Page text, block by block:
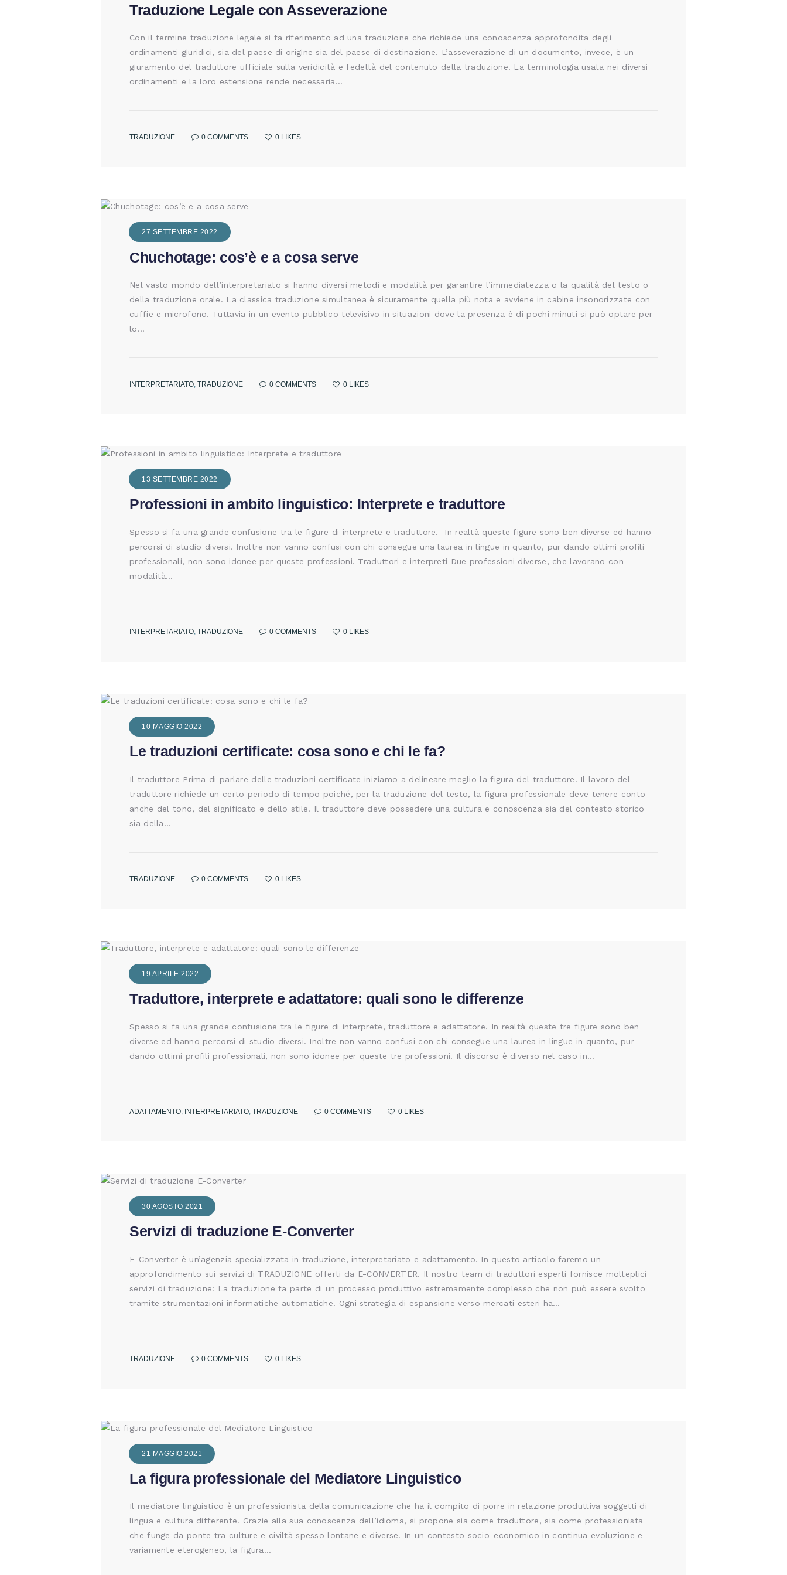
Traduzione Legale con Asseverazione
Con il termine traduzione legale si fa riferimento ad una traduzione che richiede una conoscenza approfondita degli
ordinamenti giuridici, sia del paese di origine sia del paese di destinazione. L’asseverazione di un documento, invece, è un
giuramento del traduttore ufficiale sulla veridicità e fedeltà del contenuto della traduzione. La terminologia usata nei diversi
ordinamenti e la loro estensione rende necessaria…
TRADUZIONE 0 COMMENTS 0 LIKES
27 SETTEMBRE 2022
Chuchotage: cos’è e a cosa serve
Nel vasto mondo dell’interpretariato si hanno diversi metodi e modalità per garantire l’immediatezza o la qualità del testo o
della traduzione orale. La classica traduzione simultanea è sicuramente quella più nota e avviene in cabine insonorizzate con
cuffie e microfono. Tuttavia in un evento pubblico televisivo in situazioni dove la presenza è di pochi minuti si può optare per
lo…
INTERPRETARIATO TRADUZIONE 0 COMMENTS 0 LIKES
13 SETTEMBRE 2022
Professioni in ambito linguistico: Interprete e traduttore
Spesso si fa una grande confusione tra le figure di interprete e traduttore. In realtà queste figure sono ben diverse ed hanno
percorsi di studio diversi. Inoltre non vanno confusi con chi consegue una laurea in lingue in quanto, pur dando ottimi profili
professionali, non sono idonee per queste professioni. Traduttori e interpreti Due professioni diverse, che lavorano con
modalità…
INTERPRETARIATO TRADUZIONE 0 COMMENTS 0 LIKES
10 MAGGIO 2022
Le traduzioni certificate: cosa sono e chi le fa?
Il traduttore Prima di parlare delle traduzioni certificate iniziamo a delineare meglio la figura del traduttore. Il lavoro del
traduttore richiede un certo periodo di tempo poiché, per la traduzione del testo, la figura professionale deve tenere conto
anche del tono, del significato e dello stile. Il traduttore deve possedere una cultura e conoscenza sia del contesto storico
sia della…
TRADUZIONE 0 COMMENTS 0 LIKES
19 APRILE 2022
Traduttore, interprete e adattatore: quali sono le differenze
Spesso si fa una grande confusione tra le figure di interprete, traduttore e adattatore. In realtà queste tre figure sono ben
diverse ed hanno percorsi di studio diversi. Inoltre non vanno confusi con chi consegue una laurea in lingue in quanto, pur
dando ottimi profili professionali, non sono idonee per queste tre professioni. Il discorso è diverso nel caso in…
ADATTAMENTO INTERPRETARIATO TRADUZIONE 0 COMMENTS 0 LIKES
30 AGOSTO 2021
Servizi di traduzione E-Converter
E-Converter è un’agenzia specializzata in traduzione, interpretariato e adattamento. In questo articolo faremo un
approfondimento sui servizi di TRADUZIONE offerti da E-CONVERTER. Il nostro team di traduttori esperti fornisce molteplici
servizi di traduzione: La traduzione fa parte di un processo produttivo estremamente complesso che non può essere svolto
tramite strumentazioni informatiche automatiche. Ogni strategia di espansione verso mercati esteri ha…
TRADUZIONE 0 COMMENTS 0 LIKES
21 MAGGIO 2021
La figura professionale del Mediatore Linguistico
Il mediatore linguistico è un professionista della comunicazione che ha il compito di porre in relazione produttiva soggetti di
lingua e cultura differente. Grazie alla sua conoscenza dell’idioma, si propone sia come traduttore, sia come professionista
che funge da ponte tra culture e civiltà spesso lontane e diverse. In un contesto socio-economico in continua evoluzione e
variamente eterogeneo, la figura…